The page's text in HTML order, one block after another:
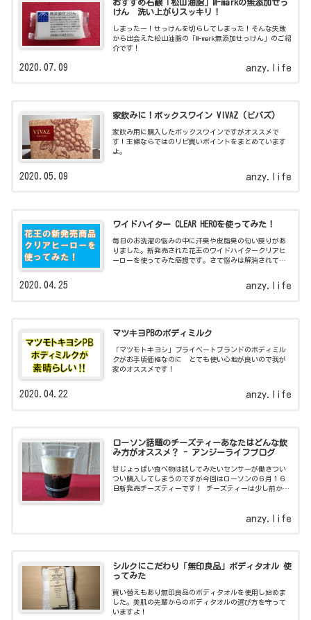
おすすめ石鹸「松山油脂」M-markの無添加せっ
けん 洗い上がりスッキリ！
しまったー！せっけんを切らしてしまった！そんな失敗
から出会えた松山油脂の「M-mark無添加せっけん」のご紹
介です！
anzy.life
2020.07.09
家飲みに！ボックスワイン VIVAZ (ビバズ)
家飲み用に購入したボックスワインですがオススメで
す！主婦ならではのリピ買いポイントをまとめています
よ。
anzy.life
2020.05.09
ワイドハイター CLEAR HEROを使ってみた！
毎日のお洗濯の悩みの中に汗臭や皮脂臭の匂い戻りがあ
りました。新発売された花王のワイドハイタークリアヒ
ーローを使ってみた感想です。さて悩みは解消されてる
anzy.life
2020.04.25
マツキヨPBのボディミルク
「マツモトキヨシ」プライベートブランドのボディミル
クがお手頃価格なのに とても使い心地が良いので我が
家のオススメです！
anzy.life
2020.04.22
ローソン話題のチーズティーあなたはどんな飲
み方がオススメ？ - アンジーライフブログ
甘じょっぱい食べ物は試してみたいセンサーが働きつい
つい購入してしまうのですが今回はローソンの６月１６
日新発売チーズティーです！ チーズティーは少し前か
anzy.life
シルクにこだわり「無印良品」ボディタオル 使
ってみた
買い替えもあり無印良品のボディタオルを使用し始めま
した。美肌の先輩からのボディタオルの選び方を守って
いますよ！